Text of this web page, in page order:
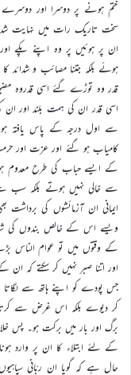
ختم ہونے پر دوسرا اور
سخت تاریک رات میں نہایت
ان پر ہوئیں پر وہ اپنے پکے
ہوئے بلکہ جتنا مصائب و شدائد
قدر وہ توڑے گئے اسی قدروہ
اسی قدر ان کی ہمت بلند اور ان
سے اول درجہ کے پاس یافتہ
کامیاب ہو گئے اور عزت اور
کے ایسے حباب کی طرح معدوم ہو
سے خالی نہیں ہوتے بلکہ سب
ایمانی ان آزمائشوں کی برداشت
ویسے اس کے خالص بندوں کی
کے وقتوں میں تو عوام الناس
اور اتنا صبر نہیں کر سکتے کہ ان
جس پودے کو اپنے ہاتھ سے
کر دیوے بلکہ اس غرض سے
برگ اور بار میں برکت ہو۔ پس
کے لئے ابتلاء کا ان پر وارد
حال ہے کہ گویا ان ربّانی